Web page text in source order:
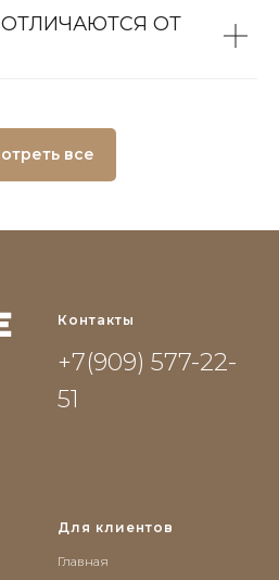
ОТ
все
Контакты
+7(909) 577-22-
51
Для клиентов
Главная